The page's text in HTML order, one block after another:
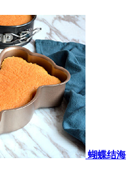
蝴蝶结海